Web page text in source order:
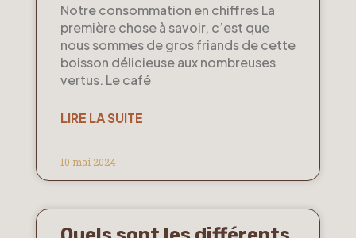
Notre consommation en chiffres La
première chose à savoir, c’est que
nous sommes de gros friands de cette
boisson délicieuse aux nombreuses
vertus. Le café
LIRE LA SUITE
10 mai 2024